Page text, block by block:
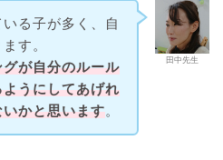
田中先生
る子が多く、自
す。
が自分のルール
うにしてあげれ
かと思います。